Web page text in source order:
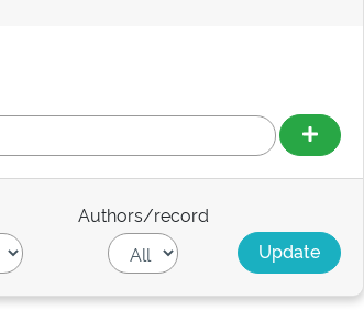
Authors/record